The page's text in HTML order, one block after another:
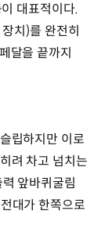
대표적이다.
치)를 완전히
달을 끝까지
립하지만 이로
려 차고 넘치는
앞바퀴굴림
대가 한쪽으로